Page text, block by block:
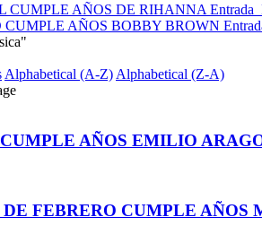
CUMPLE AÑOS DE RIHANNA Entrada
CUMPLE AÑOS BOBBY BROWN
Alphabetical (A-Z) Alphabetical (Z-A)
AÑOS EMILIO
DE FEBRERO CUMPLE AÑOS